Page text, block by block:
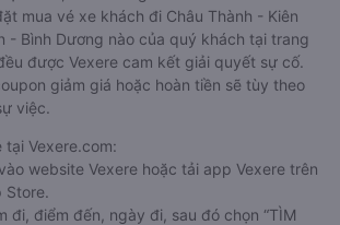
mua vé xe khách đi Châu Thành - Kiên
- Bình Dương nào của quý khách tại trang
được Vexere cam kết giải quyết sự cố.
giảm giá hoặc hoàn tiền sẽ tùy theo
việc.
Vexere.com:
website Vexere hoặc tải app Vexere trên
Store.
đi, điểm đến, ngày đi, sau đó chọn “TÌM